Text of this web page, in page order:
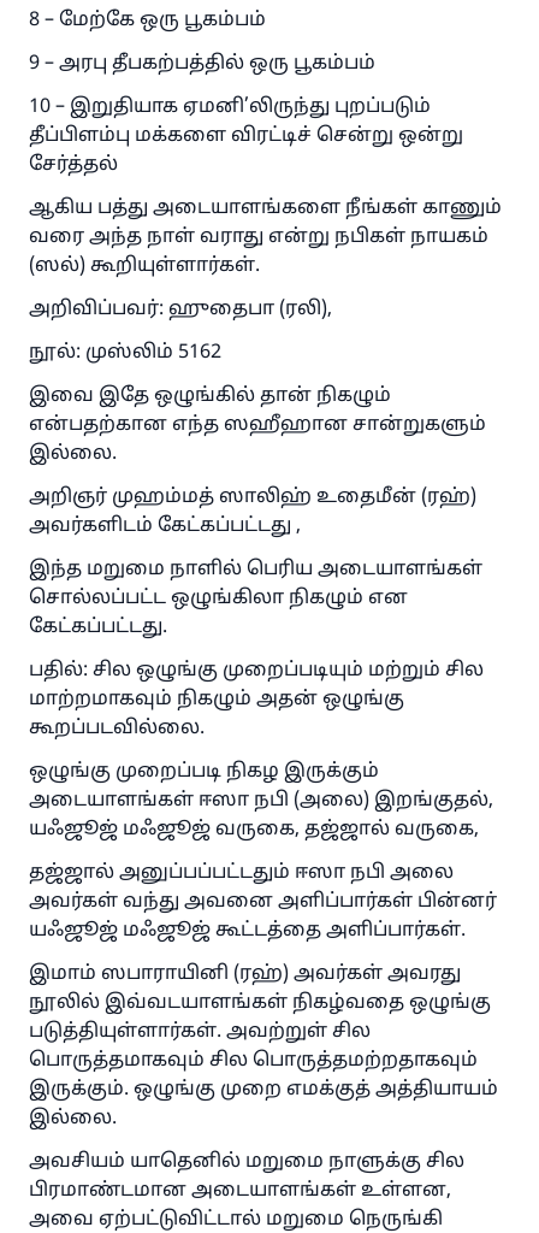
8 – மேற்கே ஒரு பூகம்பம்
9 – அரபு தீபகற்பத்தில் ஒரு பூகம்பம்
10 – இறுதியாக ஏமனி’லிருந்து புறப்படும்
தீப்பிளம்பு மக்களை விரட்டிச் சென்று ஒன்று
சேர்த்தல்
ஆகிய பத்து அடையாளங்களை நீங்கள் காணும்
வரை அந்த நாள் வராது என்று நபிகள் நாயகம்
(ஸல்) கூறியுள்ளார்கள்.
அறிவிப்பவர்: ஹுதைபா (ரலி),
நூல்: முஸ்லிம் 5162
இவை இதே ஒழுங்கில் தான் நிகழும்
என்பதற்கான எந்த ஸஹீஹான சான்றுகளும்
இல்லை.
அறிஞர் முஹம்மத் ஸாலிஹ் உதைமீன் (ரஹ்)
அவர்களிடம் கேட்கப்பட்டது ,
இந்த மறுமை நாளில் பெரிய அடையாளங்கள்
சொல்லப்பட்ட ஒழுங்கிலா நிகழும் என
கேட்கப்பட்டது.
பதில்: சில ஒழுங்கு முறைப்படியும் மற்றும் சில
மாற்றமாகவும் நிகழும் அதன் ஒழுங்கு
கூறப்படவில்லை.
ஒழுங்கு முறைப்படி நிகழ இருக்கும்
அடையாளங்கள் ஈஸா நபி (அலை) இறங்குதல்,
யஃஜூஜ் மஃஜூஜ் வருகை, தஜ்ஜால் வருகை,
தஜ்ஜால் அனுப்பப்பட்டதும் ஈஸா நபி அலை
அவர்கள் வந்து அவனை அளிப்பார்கள் பின்னர்
யஃஜூஜ் மஃஜூஜ் கூட்டத்தை அளிப்பார்கள்.
இமாம் ஸபாராயினி (ரஹ்) அவர்கள் அவரது
நூலில் இவ்வடயாளங்கள் நிகழ்வதை ஒழுங்கு
படுத்தியுள்ளார்கள். அவற்றுள் சில
பொருத்தமாகவும் சில பொருத்தமற்றதாகவும்
இருக்கும். ஒழுங்கு முறை எமக்குத் அத்தியாயம்
இல்லை.
அவசியம் யாதெனில் மறுமை நாளுக்கு சில
பிரமாண்டமான அடையாளங்கள் உள்ளன,
அவை ஏற்பட்டுவிட்டால் மறுமை நெருங்கி